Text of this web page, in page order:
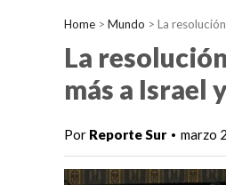
Home > Mundo > La
La
más a Israel
Por Reporte Sur • marzo